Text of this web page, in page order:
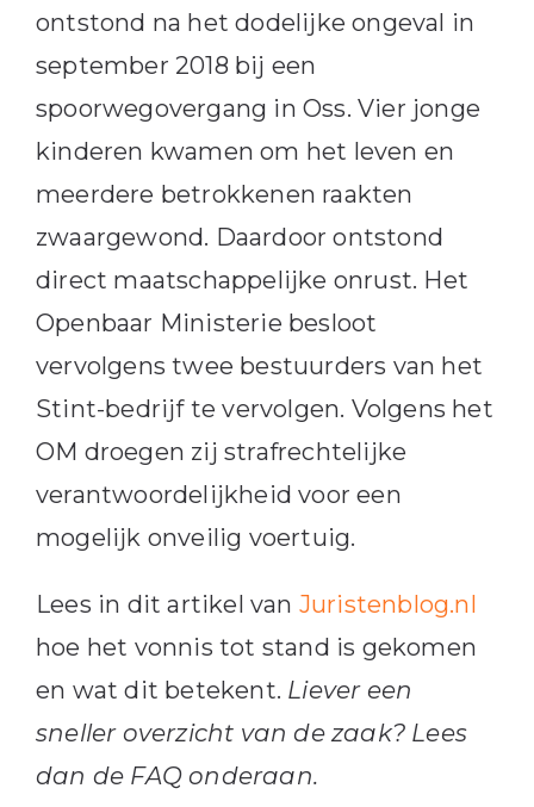
ontstond na het dodelijke ongeval in
september 2018 bij een
spoorwegovergang in Oss. Vier jonge
kinderen kwamen om het leven en
meerdere betrokkenen raakten
zwaargewond. Daardoor ontstond
direct maatschappelijke onrust. Het
Openbaar Ministerie besloot
vervolgens twee bestuurders van het
Stint-bedrijf te vervolgen. Volgens het
OM droegen zij strafrechtelijke
verantwoordelijkheid voor een
mogelijk onveilig voertuig.
Lees in dit artikel van Juristenblog.nl
hoe het vonnis tot stand is gekomen
en wat dit betekent. Liever een
sneller overzicht van de zaak? Lees
dan de FAQ onderaan.